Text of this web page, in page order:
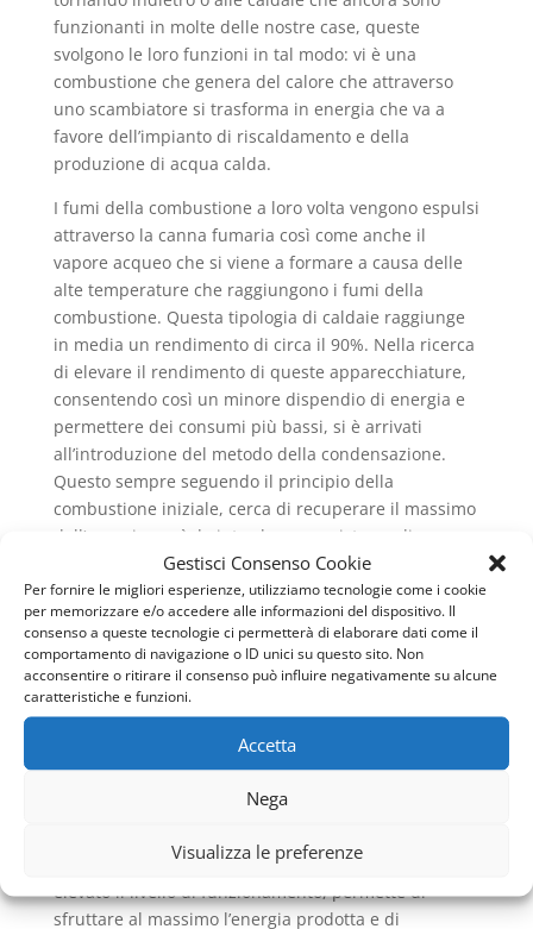
Gestisci Consenso Cookie
Per fornire le migliori esperienze, utilizziamo tecnologie come i cookie
per memorizzare e/o accedere alle informazioni del dispositivo. Il
consenso a queste tecnologie ci permetterà di elaborare dati come il
comportamento di navigazione o ID unici su questo sito. Non
acconsentire o ritirare il consenso può influire negativamente su alcune
caratteristiche e funzioni.
Accetta
Nega
Visualizza le preferenze
funzionanti in molte delle nostre case, queste
svolgono le loro funzioni in tal modo: vi è una
combustione che genera del calore che attraverso
uno scambiatore si trasforma in energia che va a
favore dell’impianto di riscaldamento e della
produzione di acqua calda.
I fumi della combustione a loro volta vengono espulsi
attraverso la canna fumaria così come anche il
vapore acqueo che si viene a formare a causa delle
alte temperature che raggiungono i fumi della
combustione. Questa tipologia di caldaie raggiunge
in media un rendimento di circa il 90%. Nella ricerca
di elevare il rendimento di queste apparecchiature,
consentendo così un minore dispendio di energia e
permettere dei consumi più bassi, si è arrivati
all’introduzione del metodo della condensazione.
Questo sempre seguendo il principio della
combustione iniziale, cerca di recuperare il massimo
dell’energia, così da introdurre un sistema di
raffreddamento dei fumi che non genera vapore
acqueo e così viene ad esserci dell’energia termica,
detta calore latente, che si aggiunge all’energia
generale prodotta dalla combustione e permette di
ottenere dei rendimenti molto più alti. Infatti questo,
nel caso delle caldaie a condensazione ed in
raggiunge un livello del 109%, poiché si riesce a
Questo fattore sottolinea come sia ancora più
Vaillant Portonaccio, perché riuscire a mantenere
elevato il livello di funzionamento, permette di
sfruttare al massimo l’energia prodotta e di